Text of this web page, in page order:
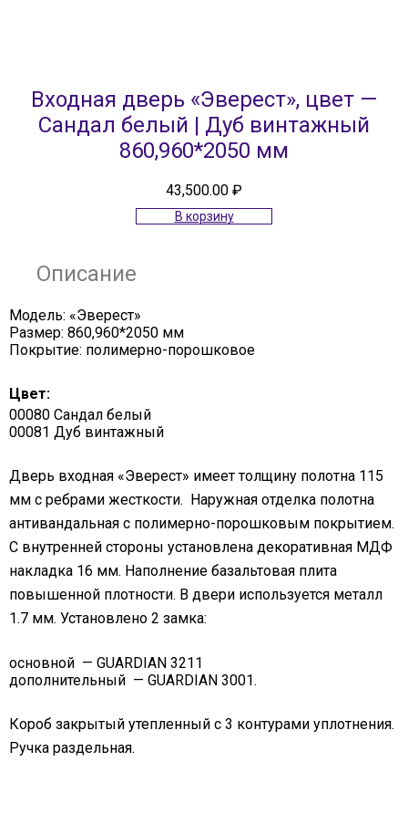
Входная дверь «Эверест», цвет —
Сандал белый | Дуб винтажный
860,960*2050 мм
43,500.00 ₽
В корзину
Описание
Модель: «Эверест»
Размер: 860,960*2050 мм
Покрытие: полимерно-порошковое
Цвет:
00080 Сандал белый
00081 Дуб винтажный
Дверь входная «Эверест» имеет толщину полотна 115
мм с ребрами жесткости. Наружная отделка полотна
антивандальная с полимерно-порошковым покрытием.
С внутренней стороны установлена декоративная МДФ
накладка 16 мм. Наполнение базальтовая плита
повышенной плотности. В двери используется металл
1.7 мм. Установлено 2 замка:
основной — GUARDIAN 3211
дополнительный — GUARDIAN 3001.
Короб закрытый утепленный с 3 контурами уплотнения.
Ручка раздельная.